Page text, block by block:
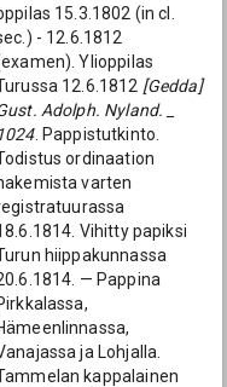
15.3.1802 (in cl.
- 12.6.1812
Ylioppilas
12.6.1812 [Gedda]
Adolph. Nyland. _
1024. Pappistutkinto.
ordinaation
varten
Vihitty papiksi
hiippakunnassa
— Pappina
ja Lohjalla.
kappalainen